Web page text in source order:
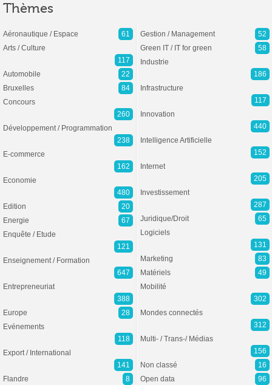
Thèmes
Aéronautique / Espace
61
Arts / Culture
117
Automobile
22
Bruxelles
84
Concours
260
Développement / Programmation
238
E-commerce
162
Economie
480
Edition
20
Energie
67
Enquête / Etude
121
Enseignement / Formation
647
Entrepreneuriat
388
Europe
28
Evénements
118
Export / International
141
Flandre
8
Gestion / Management
52
Green IT / IT for green
58
Industrie
186
Infrastructure
117
Innovation
440
Intelligence Artificielle
152
Internet
205
Investissement
287
Juridique/Droit
65
Logiciels
131
Marketing
83
Matériels
49
Mobilité
302
Mondes connectés
312
Multi- / Trans-/ Médias
156
Non classé
16
Open data
96